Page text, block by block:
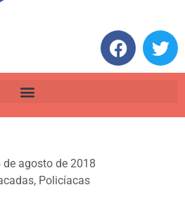
de agosto de 2018
, Policíacas